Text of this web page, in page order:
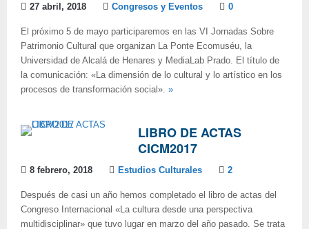
27 abril, 2018 Congresos y Eventos 0
El próximo 5 de mayo participaremos en las VI Jornadas Sobre
Patrimonio Cultural que organizan La Ponte Ecomuséu, la
Universidad de Alcalá de Henares y MediaLab Prado. El título de
la comunicación: «La dimensión de lo cultural y lo artístico en los
procesos de transformación social». »
LIBRO DE ACTAS
CICM2017
8 febrero, 2018 Estudios Culturales 2
Después de casi un año hemos completado el libro de actas del
Congreso Internacional «La cultura desde una perspectiva
multidisciplinar» que tuvo lugar en marzo del año pasado. Se trata